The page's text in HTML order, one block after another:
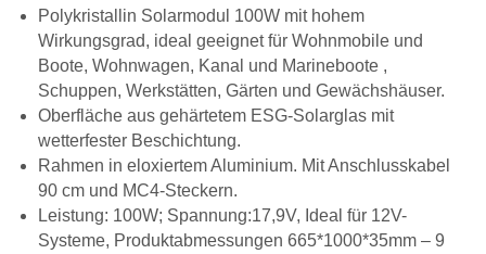
Polykristallin Solarmodul 100W mit hohem
Wirkungsgrad, ideal geeignet für Wohnmobile und
Boote, Wohnwagen, Kanal und Marineboote ,
Schuppen, Werkstätten, Gärten und Gewächshäuser.
Oberfläche aus gehärtetem ESG-Solarglas mit
wetterfester Beschichtung.
Rahmen in eloxiertem Aluminium. Mit Anschlusskabel
90 cm und MC4-Steckern.
Leistung: 100W; Spannung:17,9V, Ideal für 12V-
Systeme, Produktabmessungen 665*1000*35mm – 9